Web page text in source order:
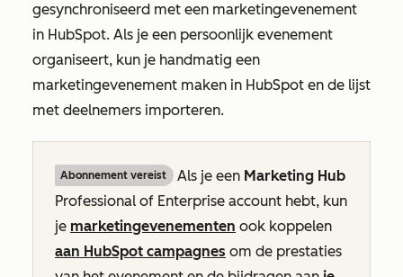
gesynchroniseerd met een marketingevenement
in HubSpot. Als je een persoonlijk evenement
organiseert, kun je handmatig een
marketingevenement maken in HubSpot en de lijst
met deelnemers importeren.
Abonnement vereist Als je een Marketing Hub
Professional of Enterprise account hebt, kun
je marketingevenementen ook koppelen
aan HubSpot campagnes om de prestaties